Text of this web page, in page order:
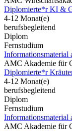
Diplomierte*r KI &
4-12 Monat(e)
berufsbegleitend
Diplom
Fernstudium
Informationsmaterial
AMC Akademie für
Diplomierte*r
4-12 Monat(e)
berufsbegleitend
Diplom
Fernstudium
Informationsmaterial
AMC Akademie für